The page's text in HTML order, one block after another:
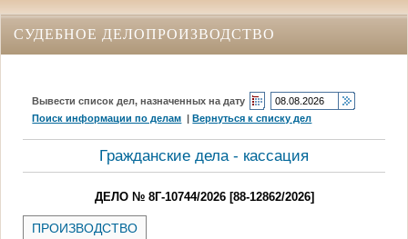
СУДЕБНОЕ ДЕЛОПРОИЗВОДСТВО
Вывести список дел, назначенных на дату
Поиск информации по делам |Вернуться к списку дел
Гражданские дела - кассация
ДЕЛО № 8Г-10744/2026 [88-12862/2026]
ПРОИЗВОДСТВО